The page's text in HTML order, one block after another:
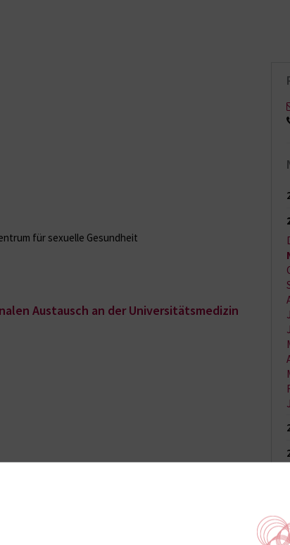
für sexuelle Gesundheit
Austausch an der Universitätsmedizin
Universitären Notfallzentrum